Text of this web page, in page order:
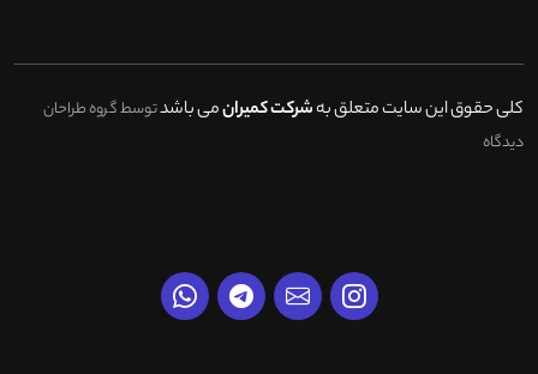
کلی حقوق این سایت متعلق بهشرکت کمیرانمی باشدتوسط گروه طراحان
دیدگاه